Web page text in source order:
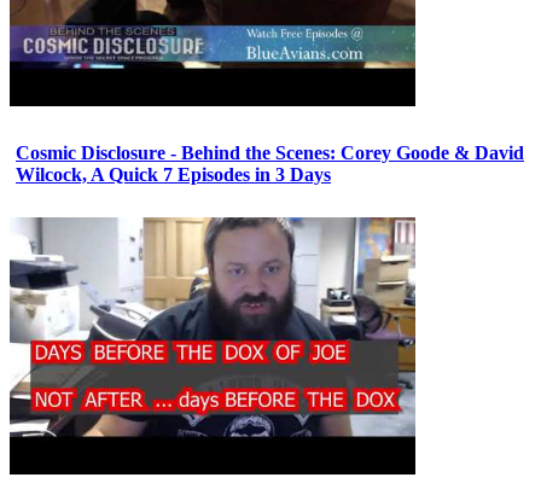
Cosmic Disclosure - Behind the Scenes: Corey Goode & David
Wilcock, A Quick 7 Episodes in 3 Days